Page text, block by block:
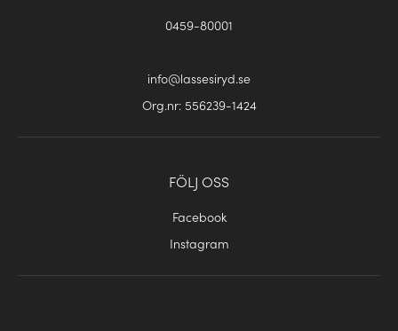
0459-80001
info@lassesiryd.se
Org.nr: 556239-1424
FÖLJ OSS
Facebook
Instagram